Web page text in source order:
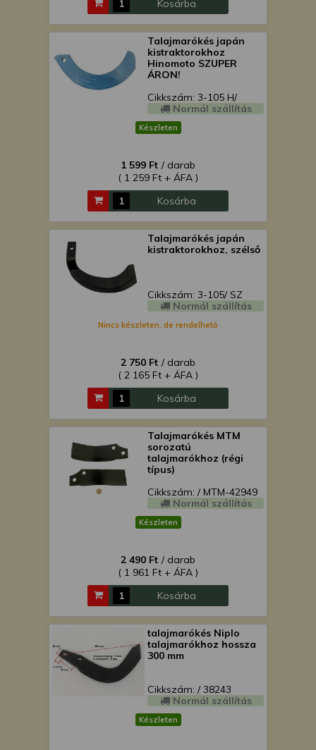
Kosárba
Talajmarókés japán
kistraktorokhoz
Hinomoto SZUPER
ÁRON!
Cikkszám: 3-105 H/
Normál szállítás
Készleten
1 599 Ft / darab
( 1 259 Ft + ÁFA )
Kosárba
Talajmarókés japán
kistraktorokhoz, szélső
Cikkszám: 3-105/ SZ
Normál szállítás
Nincs készleten, de rendelhető
2 750 Ft / darab
( 2 165 Ft + ÁFA )
Kosárba
Talajmarókés MTM
sorozatú
talajmarókhoz (régi
típus)
Cikkszám: / MTM-42949
Normál szállítás
Készleten
2 490 Ft / darab
( 1 961 Ft + ÁFA )
Kosárba
talajmarókés Niplo
talajmarókhoz hossza
300 mm
Cikkszám: / 38243
Normál szállítás
Készleten